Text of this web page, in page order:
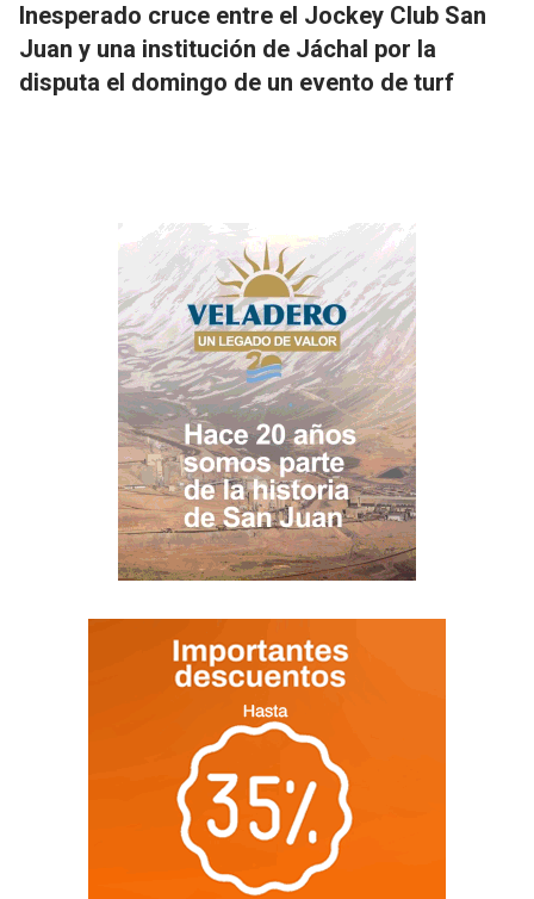
Inesperado cruce entre el Jockey Club San
Juan y una institución de Jáchal por la
disputa el domingo de un evento de turf